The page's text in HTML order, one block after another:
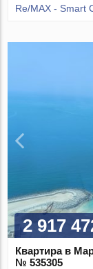
Re/MAX - Smart
2 917
Квартира в
№ 535305